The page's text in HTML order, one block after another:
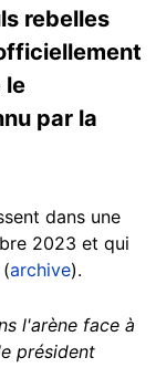
rebelles
le
par la
dans une
2023 et qui
archive).
l'arène face à
président